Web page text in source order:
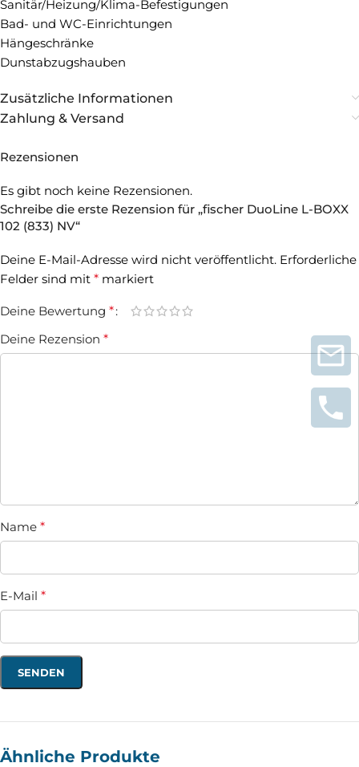
Sanitär/Heizung/Klima-Befestigungen
Bad- und WC-Einrichtungen
Hängeschränke
Dunstabzugshauben
Zusätzliche Informationen
Zahlung & Versand
Rezensionen
Es gibt noch keine Rezensionen.
Schreibe die erste Rezension für „fischer DuoLine L-BOXX
102 (833) NV“
Deine E-Mail-Adresse wird nicht veröffentlicht. Erforderliche
Felder sind mit * markiert
Deine Bewertung *
Deine Rezension *
Name *
E-Mail *
Ähnliche Produkte